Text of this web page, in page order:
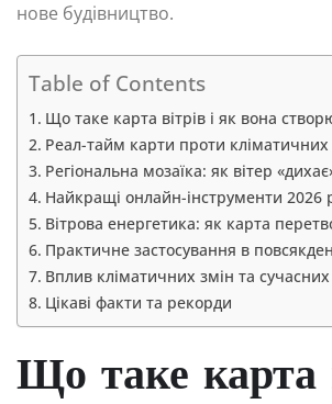
нове будівництво.
Table of Contents
Що таке карта вітрів і як вона
Реал-тайм карти проти
Регіональна мозаїка: як вітер
Найкращі онлайн-інструменти 2026
Вітрова енергетика: як карта
Практичне застосування в
Вплив кліматичних змін та
Цікаві факти та рекорди
Що таке карта